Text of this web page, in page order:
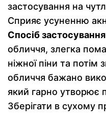
застосування на
Сприяє усуненню
Спосіб
обличчя, злегка
ніжної піни та
обличчя бажано
який гарно утворює
Зберігати в сухому